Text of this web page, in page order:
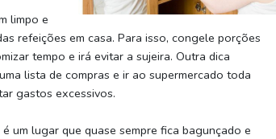
limpo e
refeições em casa. Para isso, congele porções
tempo e irá evitar a sujeira. Outra dica
lista de compras e ir ao supermercado toda
gastos excessivos.
um lugar que quase sempre fica bagunçado e